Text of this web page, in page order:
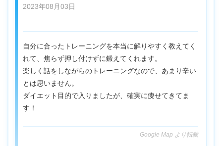
2023年08月03日
自分に合ったトレーニングを本当に解りやすく教えてく
れて、焦らず押し付けずに鍛えてくれます。
楽しく話をしながらのトレーニングなので、あまり辛い
とは思いません。
ダイエット目的で入りましたが、確実に痩せてきてま
す！
Google Map より転載